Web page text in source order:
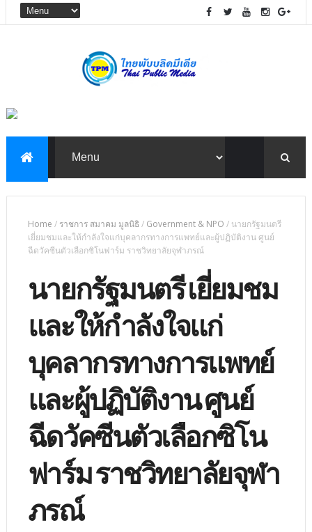
Home / ราชการ สมาคม มูลนิธิ / Government & NPO / นายกรัฐมนตรี
เยี่ยมชมและให้กำลังใจแก่บุคลากรทางการแพทย์และผู้ปฏิบัติงาน ศูนย์
ฉีดวัคซีนตัวเลือกซิโนฟาร์ม ราชวิทยาลัยจุฬาภรณ์
นายกรัฐมนตรี เยี่ยมชม
และให้กำลังใจแก่
บุคลากรทางการแพทย์
และผู้ปฏิบัติงาน ศูนย์
ฉีดวัคซีนตัวเลือกซิโน
ฟาร์ม ราชวิทยาลัยจุฬา
ภรณ์